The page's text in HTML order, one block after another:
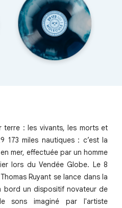
terre : les vivants, les morts et
173 miles nautiques : c’est la
mer, effectuée par un homme
lors du Vendée Globe. Le 8
Ruyant se lance dans la
bord un dispositif novateur de
sons imaginé par l'artiste